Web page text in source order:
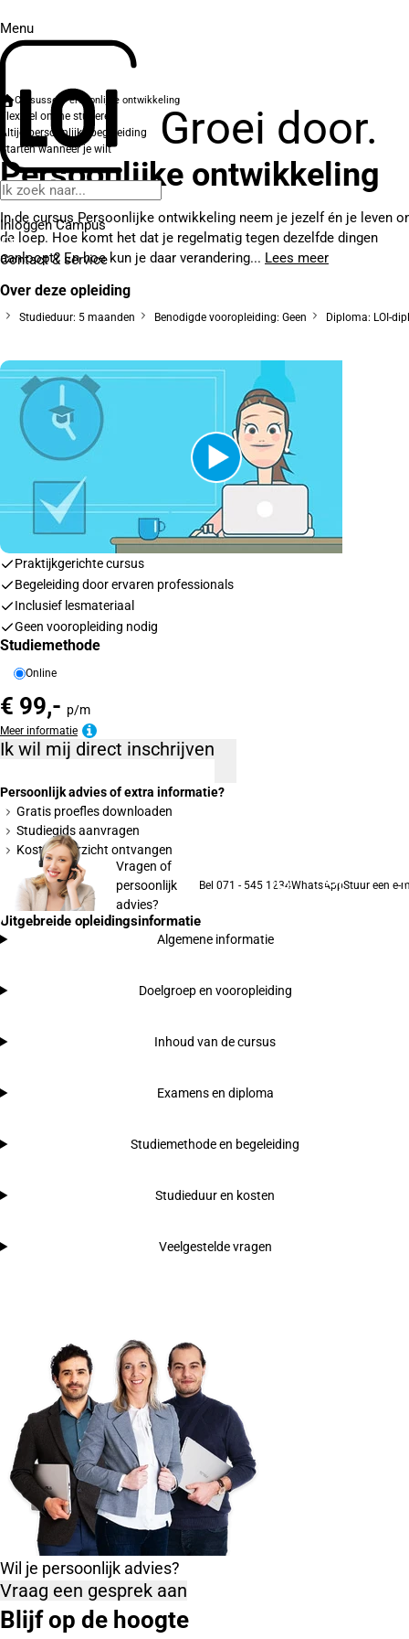
Menu
Groei door.
Inloggen Campus
Contact& service
Cursussen Persoonlijke ontwikkeling
Flexibel online studeren
Altijd persoonlijke begeleiding
Starten wanneer je wilt
Persoonlijke ontwikkeling
In de cursus Persoonlijke ontwikkeling neem je jezelf én je leven
de loep. Hoe komt het dat je regelmatig tegen dezelfde dingen
aanloopt? En hoe kun je daar verandering... Lees meer
Over deze opleiding
Studieduur: 5 maanden Benodigde vooropleiding: Geen Diploma: LOI-
Praktijkgerichte cursus
Begeleiding door ervaren professionals
Inclusief lesmateriaal
Geen vooropleiding nodig
Studiemethode
Online
€ 99,- p/m
Meer informatie
Ik wil mij direct inschrijven
Persoonlijk advies of extra informatie?
Gratis proefles downloaden
Studiegids aanvragen
Kostenoverzicht ontvangen
Vragen of
persoonlijk
advies?
Bel 071 - 545 1234WhatsAppStuur een e-
Uitgebreide opleidingsinformatie
Algemene informatie
Doelgroep en vooropleiding
Inhoud van de cursus
Examens en diploma
Studiemethode en begeleiding
Studieduur en kosten
Veelgestelde vragen
Wil je persoonlijk advies?
Vraag een gesprek aan
Blijf op de hoogte